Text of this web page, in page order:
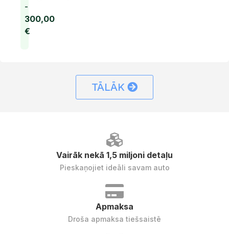
-
300,00
€
TĀLĀK
Vairāk nekā 1,5 miljoni detaļu
Pieskaņojiet ideāli savam auto
Apmaksa
Droša apmaksa tiešsaistē